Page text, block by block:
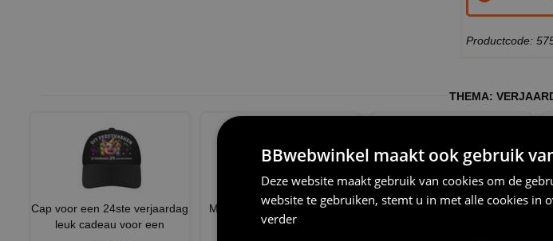
Productcode:
THEMA:
Cap voor een 24ste verjaardag
leuk cadeau voor een
Mok verjaardag 24 jaar voor
een toffe peer
Ben ik eindelijk 24 jaar krijg ik
BBwebwinkel maakt ook gebruik
Deze website maakt gebruik van cookies om de
website te gebruiken, stemt u in met alle cookies in
verder